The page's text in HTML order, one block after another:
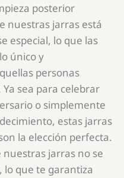
posterior
nuestras jarras está
especial, lo que las
único y
personas
sea para celebrar
o simplemente
estas jarras
la elección perfecta.
nuestras jarras no se
lo que te garantiza